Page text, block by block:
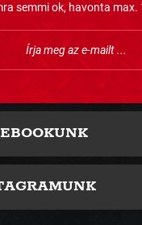
semmi ok, havonta max.